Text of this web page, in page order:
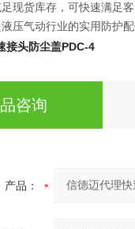
现货库存，可快速满足
压气动行业的实用防护
接头防尘盖PDC-4
咨询
产品：